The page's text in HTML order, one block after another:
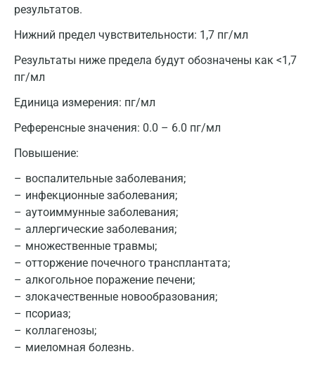
результатов.
Нижний предел чувствительности: 1,7 пг/мл
Результаты ниже предела будут обозначены как <1,7
пг/мл
Единица измерения: пг/мл
Референсные значения: 0.0 – 6.0 пг/мл
Повышение:
воспалительные заболевания;
инфекционные заболевания;
аутоиммунные заболевания;
аллергические заболевания;
множественные травмы;
отторжение почечного трансплантата;
алкогольное поражение печени;
злокачественные новообразования;
псориаз;
коллагенозы;
миеломная болезнь.
Нижний Новгород
Казань
Альметьевск
Балашиха
Барнаул
Брянск
Великий Новгород
Видное
Владимир
Волгоград